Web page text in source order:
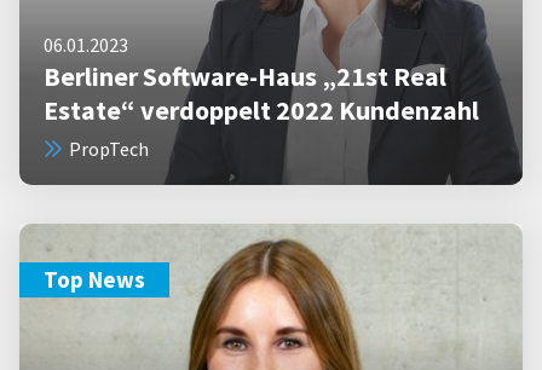
06.01.2023
Berliner Software-Haus „21st Real
Estate“ verdoppelt 2022 Kundenzahl
PropTech
Top News